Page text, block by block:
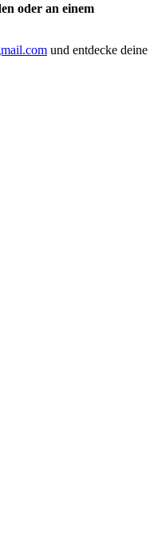
oder an einem
und entdecke deine